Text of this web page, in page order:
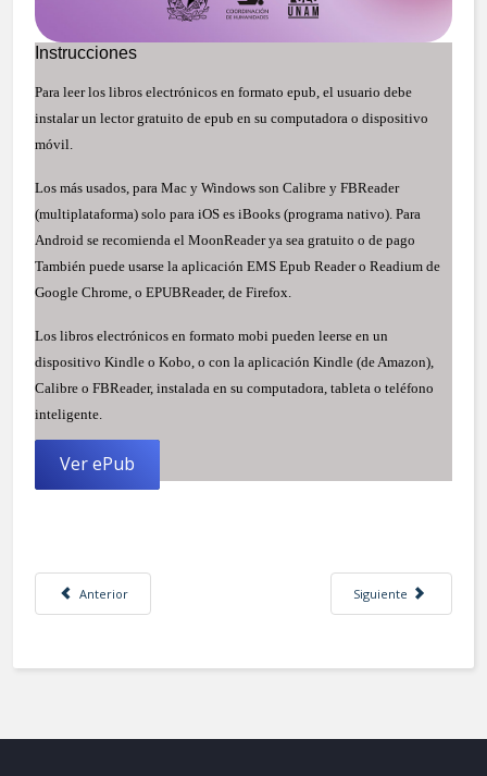
Instrucciones
Para leer los libros electrónicos en formato epub, el usuario debe
instalar un lector gratuito de epub en su computadora o dispositivo
móvil.
Los más usados, para Mac y Windows son Calibre y FBReader
(multiplataforma) solo para iOS es iBooks (programa nativo). Para
Android se recomienda el MoonReader ya sea gratuito o de pago
También puede usarse la aplicación EMS Epub Reader o Readium de
Google Chrome, o EPUBReader, de Firefox.
Los libros electrónicos en formato mobi pueden leerse en un
dispositivo Kindle o Kobo, o con la aplicación Kindle (de Amazon),
Calibre o FBReader, instalada en su computadora, tableta o teléfono
inteligente.
Ver ePub
Artículo anterior: Reflexiones sobre COVID-19. Vol. II / ePub
Anterior Artículo siguiente:
Siguiente